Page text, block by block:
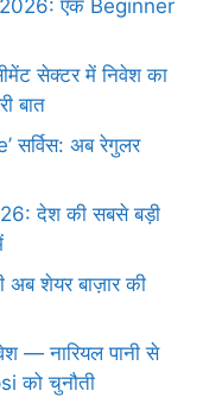
एक Beginner
सेक्टर में निवेश का
बात
अब रेगुलर
देश की सबसे बड़ी
शेयर बाज़ार की
— नारियल पानी से
को चुनौती